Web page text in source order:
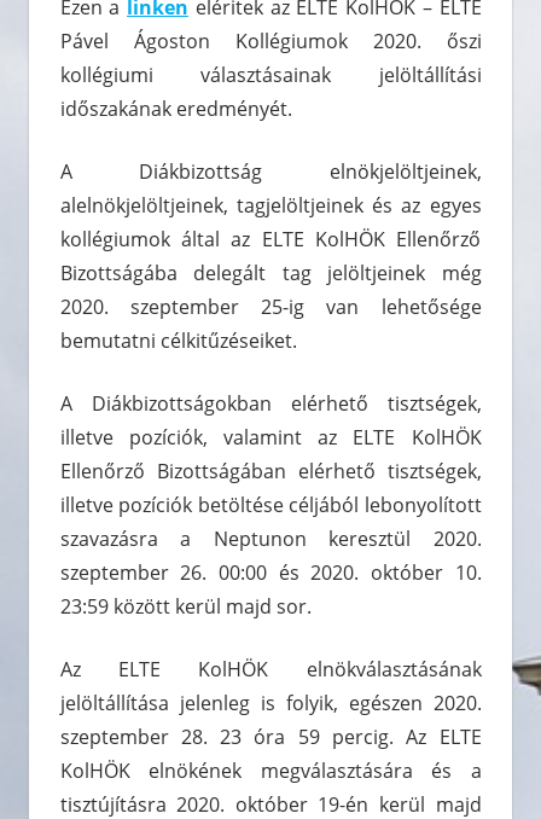
Ezen a linken eléritek az ELTE KolHÖK – ELTE
Pável Ágoston Kollégiumok 2020. őszi
kollégiumi választásainak jelöltállítási
időszakának eredményét.
A Diákbizottság elnökjelöltjeinek,
alelnökjelöltjeinek, tagjelöltjeinek és az egyes
kollégiumok által az ELTE KolHÖK Ellenőrző
Bizottságába delegált tag jelöltjeinek még
2020. szeptember 25-ig van lehetősége
bemutatni célkitűzéseiket.
A Diákbizottságokban elérhető tisztségek,
illetve pozíciók, valamint az ELTE KolHÖK
Ellenőrző Bizottságában elérhető tisztségek,
illetve pozíciók betöltése céljából lebonyolított
szavazásra a Neptunon keresztül 2020.
szeptember 26. 00:00 és 2020. október 10.
23:59 között kerül majd sor.
Az ELTE KolHÖK elnökválasztásának
jelöltállítása jelenleg is folyik, egészen 2020.
szeptember 28. 23 óra 59 percig. Az ELTE
KolHÖK elnökének megválasztására és a
tisztújításra 2020. október 19-én kerül majd